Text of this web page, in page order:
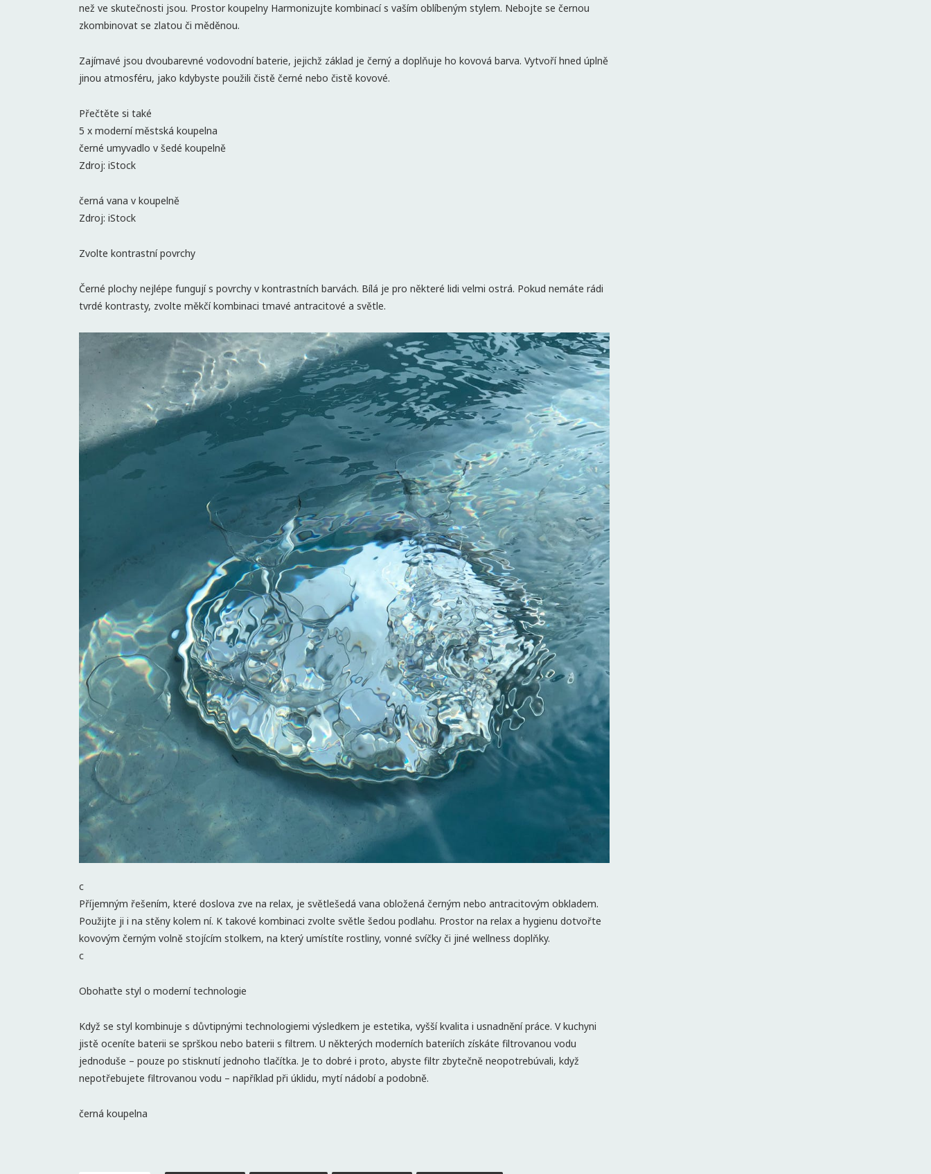
než ve skutečnosti jsou. Prostor koupelny Harmonizujte kombinací s vaším oblíbeným stylem. Nebojte se černou
zkombinovat se zlatou či měděnou.
Zajímavé jsou dvoubarevné vodovodní baterie, jejichž základ je černý a doplňuje ho kovová barva. Vytvoří hned úplně
jinou atmosféru, jako kdybyste použili čistě černé nebo čistě kovové.
Přečtěte si také
5 x moderní městská koupelna
černé umyvadlo v šedé koupelně
Zdroj: iStock
černá vana v koupelně
Zdroj: iStock
Zvolte kontrastní povrchy
Černé plochy nejlépe fungují s povrchy v kontrastních barvách. Bílá je pro některé lidi velmi ostrá. Pokud nemáte rádi
tvrdé kontrasty, zvolte měkčí kombinaci tmavé antracitové a světle.
c
Příjemným řešením, které doslova zve na relax, je světlešedá vana obložená černým nebo antracitovým obkladem.
Použijte ji i na stěny kolem ní. K takové kombinaci zvolte světle šedou podlahu. Prostor na relax a hygienu dotvořte
kovovým černým volně stojícím stolkem, na který umístíte rostliny, vonné svíčky či jiné wellness doplňky.
c
Obohaťte styl o moderní technologie
Když se styl kombinuje s důvtipnými technologiemi výsledkem je estetika, vyšší kvalita i usnadnění práce. V kuchyni
jistě oceníte baterii se sprškou nebo baterii s filtrem. U některých moderních bateriích získáte filtrovanou vodu
jednoduše – pouze po stisknutí jednoho tlačítka. Je to dobré i proto, abyste filtr zbytečně neopotrebúvali, když
nepotřebujete filtrovanou vodu – například při úklidu, mytí nádobí a podobně.
černá koupelna